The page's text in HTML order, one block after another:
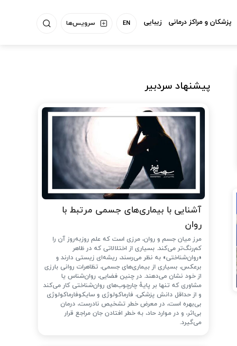
سرویس‌ها EN پزشکان و مراکز درمانی زیبایی
پیشنهاد سردبیر
آشنایی با بیماری‌های جسمی مرتبط با
روان
مرز میان جسم و روان، مرزی است که علم روزبه‌روز آن را
کم‌رنگ‌تر می‌کند. بسیاری از اختلالاتی که در ظاهر
«روان‌شناختی» به نظر می‌رسند، ریشه‌ای زیستی دارند و
برعکس، بسیاری از بیماری‌های جسمی، تظاهرات روانی بارزی
از خود نشان می‌دهند. در چنین فضایی، روان‌شناس یا
مشاوری که تنها بر پایهٔ چارچوب‌های روان‌شناختی کار می‌کند
و از حداقل دانش پزشکی، فارماکولوژی و سایکوفارماکولوژی
بی‌بهره است، در معرض خطر تشخیص نادرست، درمان
بی‌اثر، و در موارد حاد، به خطر افتادن جان مراجع قرار
می‌گیرد.